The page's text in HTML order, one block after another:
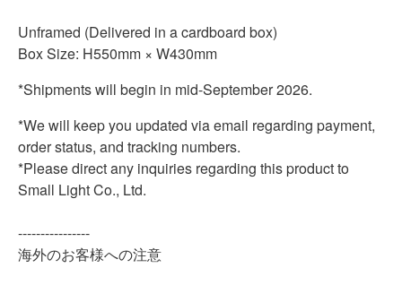
Unframed (Delivered in a cardboard box)
Box Size: H550mm × W430mm
*Shipments will begin in mid-September 2026.
*We will keep you updated via email regarding payment,
order status, and tracking numbers.
*Please direct any inquiries regarding this product to
Small Light Co., Ltd.
----------------
海外のお客様への注意